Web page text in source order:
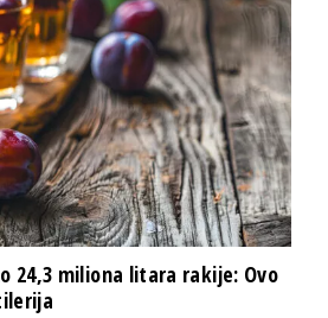
24,3 miliona litara rakije: Ovo